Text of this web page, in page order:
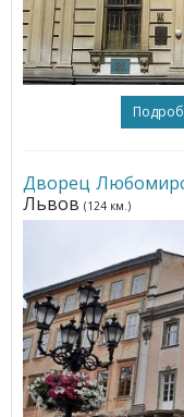
Дворец
Львов (124 км.)